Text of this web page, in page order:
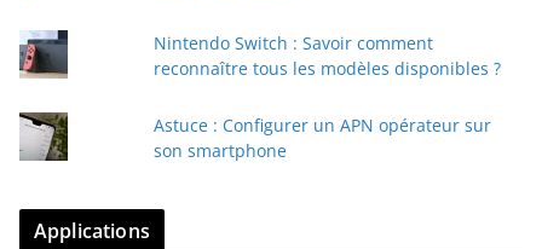
Nintendo Switch : Savoir comment
reconnaître tous les modèles disponibles ?
Astuce : Configurer un APN opérateur sur
son smartphone
Applications